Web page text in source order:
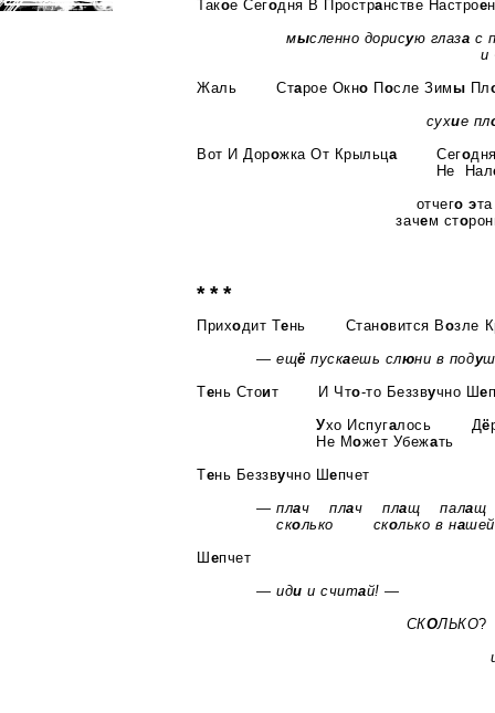
Такое Сегодня В Пространстве Настрое
мысленно дорисую глаза с
и
Жаль Старое Окно П осле Зимы Пл
сухие пл
Вот И Дорожка От Крыльца Сего
Не Нал
отчего э
зачем сто
* * *
Приходит Тень Становится Возле
— ещё пускаешь слюни в поду
Тень Стоит И Что-то Беззвучно Ше
Ухо Испугалось Дё
Не Может Убежать
Тень Беззвучно Шепчет
— плач плач плащ палащ
сколько сколько в на
епчет
— иди и считай! —
СКОЛЬКО?